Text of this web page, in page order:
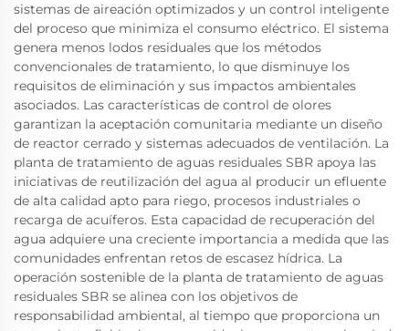
sistemas de aireación optimizados y un control inteligente
del proceso que minimiza el consumo eléctrico. El sistema
genera menos lodos residuales que los métodos
convencionales de tratamiento, lo que disminuye los
requisitos de eliminación y sus impactos ambientales
asociados. Las características de control de olores
garantizan la aceptación comunitaria mediante un diseño
de reactor cerrado y sistemas adecuados de ventilación. La
planta de tratamiento de aguas residuales SBR apoya las
iniciativas de reutilización del agua al producir un efluente
de alta calidad apto para riego, procesos industriales o
recarga de acuíferos. Esta capacidad de recuperación del
agua adquiere una creciente importancia a medida que las
comunidades enfrentan retos de escasez hídrica. La
operación sostenible de la planta de tratamiento de aguas
residuales SBR se alinea con los objetivos de
responsabilidad ambiental, al tiempo que proporciona un